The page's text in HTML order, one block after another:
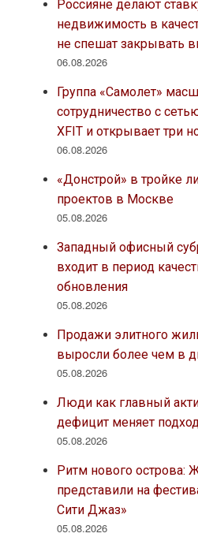
Россияне делают
недвижимость в
не спешат закрывать
06.08.2026
Группа «Самолет»
сотрудничество с
XFIT и открывает три
06.08.2026
«Донстрой» в тройке
проектов в Москве
05.08.2026
Западный офисный
входит в период
обновления
05.08.2026
Продажи элитного
выросли более чем в
05.08.2026
Люди как главный
дефицит меняет
05.08.2026
Ритм нового
представили на
Сити Джаз»
05.08.2026